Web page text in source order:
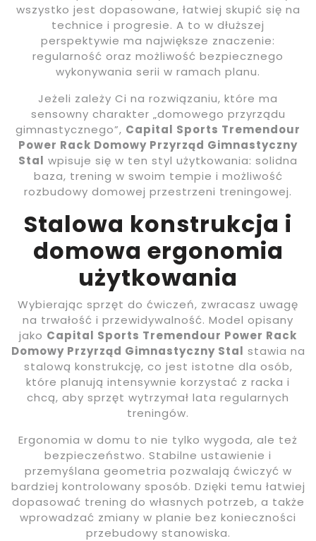
wszystko jest dopasowane, łatwiej skupić się na
technice i progresie. A to w dłuższej
perspektywie ma największe znaczenie:
regularność oraz możliwość bezpiecznego
wykonywania serii w ramach planu.
Jeżeli zależy Ci na rozwiązaniu, które ma
sensowny charakter „domowego przyrządu
gimnastycznego”, Capital Sports Tremendour
Power Rack Domowy Przyrząd Gimnastyczny
Stal wpisuje się w ten styl użytkowania: solidna
baza, trening w swoim tempie i możliwość
rozbudowy domowej przestrzeni treningowej.
Stalowa konstrukcja i
domowa ergonomia
użytkowania
Wybierając sprzęt do ćwiczeń, zwracasz uwagę
na trwałość i przewidywalność. Model opisany
jako Capital Sports Tremendour Power Rack
Domowy Przyrząd Gimnastyczny Stal stawia na
stalową konstrukcję, co jest istotne dla osób,
które planują intensywnie korzystać z racka i
chcą, aby sprzęt wytrzymał lata regularnych
treningów.
Ergonomia w domu to nie tylko wygoda, ale też
bezpieczeństwo. Stabilne ustawienie i
przemyślana geometria pozwalają ćwiczyć w
bardziej kontrolowany sposób. Dzięki temu łatwiej
dopasować trening do własnych potrzeb, a także
wprowadzać zmiany w planie bez konieczności
przebudowy stanowiska.